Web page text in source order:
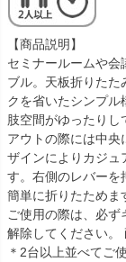
【商品説明】
セミナールームや会
ブル。天板折りたた
クを省いたシンプ
肢空間がゆったり
アウトの際には中
ザインによりカジュ
す。右側のレバーを
簡単に折りたためま
ご使用の際は、必
解除してください
＊2台以上並べてご